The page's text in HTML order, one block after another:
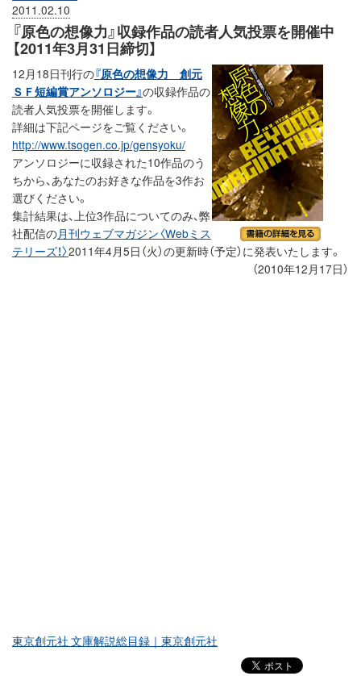
2011.02.10
『原色の想像力』収録作品の読者人気投票を開催中
【2011年3月31日締切】
12月18日刊行の『原色の想像力 創元
ＳＦ短編賞アンソロジー』の収録作品の
読者人気投票を開催します。
詳細は下記ページをご覧ください。
http://www.tsogen.co.jp/gensyoku/
アンソロジーに収録された10作品のう
ちから、あなたのお好きな作品を3作お
選びください。
集計結果は、上位3作品についてのみ、弊
社配信の月刊ウェブマガジン〈Webミス
テリーズ！〉2011年4月5日（火）の更新時（予定）に発表いたします。
（2010年12月17日）
東京創元社 文庫解説総目録｜東京創元社